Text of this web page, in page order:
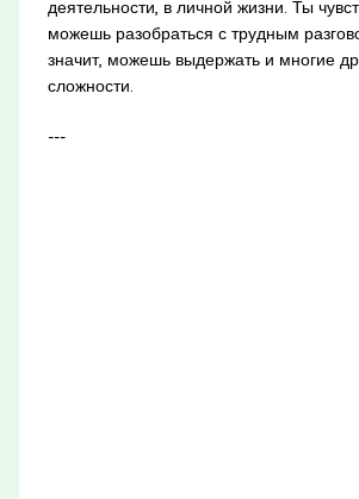
деятельности, в личной жизни. Ты
можешь разобраться с трудным
значит, можешь выдержать и многие
сложности.
---